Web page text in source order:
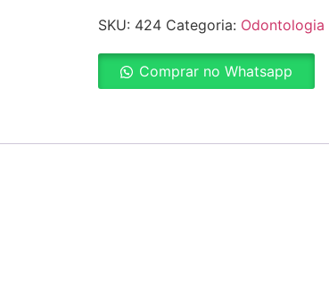
SKU: 424 Categoria: Odontologia
Comprar no Whatsapp